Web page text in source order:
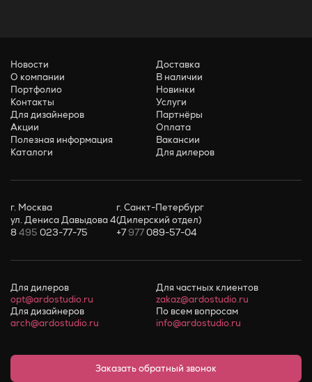
Новости
О компании
Портфолио
Контакты
Для дизайнеров
Акции
Полезная информация
Каталоги
Доставка
В наличии
Новинки
Услуги
Партнёры
Оплата
Вакансии
Для дилеров
г. Москва
ул. Дениса Давыдова 4
8495 023-77-75
г. Санкт-Петербург
(Дилерский отдел)
+7977089-57-04
Для дилеров
opt@ardostudio.ru
Для частных клиентов
zakaz@ardostudio.ru
Для дизайнеров
arch@ardostudio.ru
По всем вопросам
info@ardostudio.ru
Заказать обратный звонок